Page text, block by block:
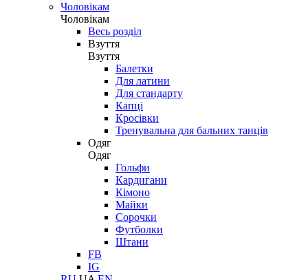
Чоловікам
Чоловікам
Весь розділ
Взуття
Взуття
Балетки
Для латини
Для стандарту
Капці
Кросівки
Тренувальна для бальних танців
Одяг
Одяг
Гольфи
Кардигани
Кімоно
Майки
Сорочки
Футболки
Штани
FB
IG